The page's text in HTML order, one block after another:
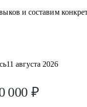
и составим
11 августа 2026
000 ₽